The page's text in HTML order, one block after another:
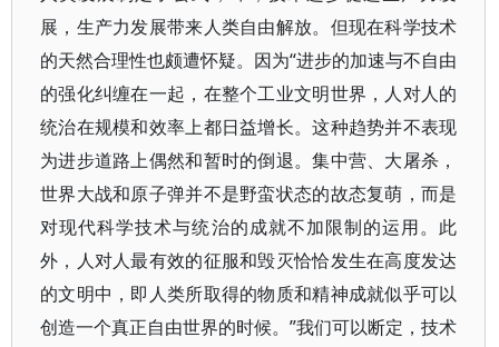
展，生产力发展带来人类自由解放。但现在科学技术
的天然合理性也颇遭怀疑。因为“进步的加速与不自由
的强化纠缠在一起，在整个工业文明世界，人对人的
统治在规模和效率上都日益增长。这种趋势并不表现
为进步道路上偶然和暂时的倒退。集中营、大屠杀，
世界大战和原子弹并不是野蛮状态的故态复萌，而是
对现代科学技术与统治的成就不加限制的运用。此
外，人对人最有效的征服和毁灭恰恰发生在高度发达
的文明中，即人类所取得的物质和精神成就似乎可以
创造一个真正自由世界的时候。”我们可以断定，技术